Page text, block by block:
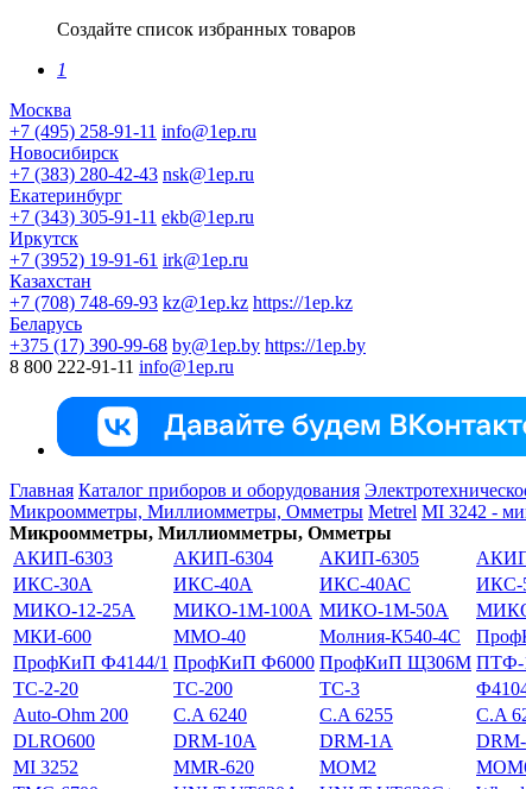
Создайте список избранных товаров
1
Москва
+7 (495) 258-91-11 info@1ep.ru
Новосибирск
+7 (383) 280-42-43 nsk@1ep.ru
Екатеринбург
+7 (343) 305-91-11 ekb@1ep.ru
Иркутск
+7 (3952) 19-91-61 irk@1ep.ru
Казахстан
+7 (708) 748-69-93 kz@1ep.kz https://1ep.kz
Беларусь
+375 (17) 390-99-68 by@1ep.by https://1ep.by
8 800 222-91-11 info@1ep.ru
Главная Каталог приборов и оборудования
Микроомметры, Миллиомметры, Омметры Metrel MI 3242 -
Микроомметры, Миллиомметры, Омметры
АКИП-6303
АКИП-6304 АКИП-6305
ИКС-30А
ИКС-40А ИКС-40АС ИКС-
МИКО-12-25А
МИКО-1М-100А МИКО-1М-50А
МКИ-600
ММО-40 Молния-К540-4С
ПрофКиП Ф4144/1 ПрофКиП Ф6000 ПрофКиП Щ306М ПТФ-
ТС-2-20
ТС-200 ТС-3
Auto-Ohm 200
C.A 6240 C.A 6255 C.A
DLRO600
DRM-10A DRM-1A
MI 3252
MMR-620 MOM2